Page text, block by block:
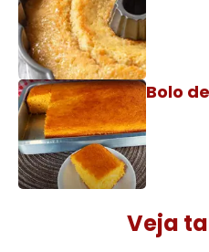
Bolo
Veja